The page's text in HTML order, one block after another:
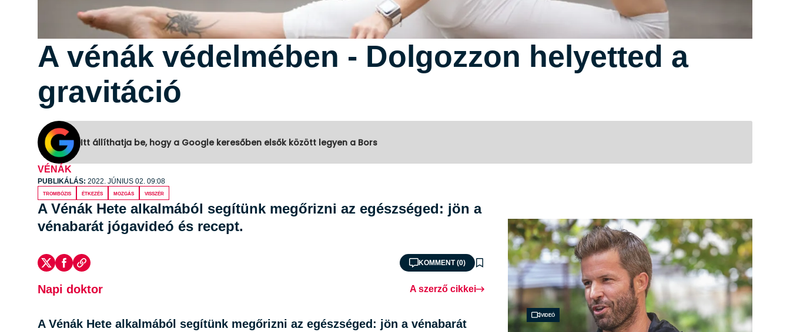
A vénák védelmében - Dolgozzon helyetted a
gravitáció
Itt állíthatja be, hogy a Google keresőben elsők között legyen a Bors
VÉNÁK
PUBLIKÁLÁS: 2022. JÚNIUS 02. 09:08
trombózis
étkezés mozgás visszér
A Vénák Hete alkalmából segítünk megőrizni az egészséged: jön a
vénabarát jógavideó és recept.
KOMMENT (0)
Napi doktor A szerző cikkei
A Vénák Hete alkalmából segítünk megőrizni az egészséged: jön a vénabarát
Videó